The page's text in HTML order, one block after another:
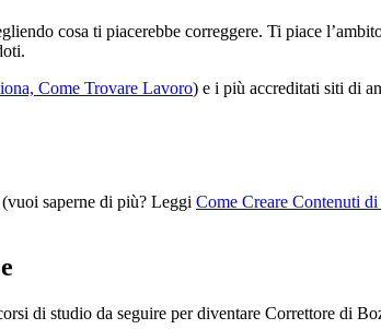
cosa ti piacerebbe correggere. Ti piace
Come Trovare Lavoro) e i più accreditati siti di
saperne di più? Leggi Come Creare Contenuti
di studio da seguire per diventare Correttore di